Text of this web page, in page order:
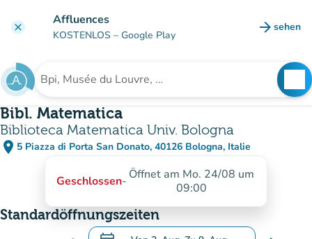
clear Affluences
KOSTENLOS – Google Play arrow_forward sehen
(new
Suche nach einer Einrichtung
Bibl. Matematica
Biblioteca Matematica Univ. Bologna
place 5 Piazza di Porta San Donato, 40126 Bologna, Italie
(in Google Maps öffnen)
(new tab)
Geschlossen- Öffnet am Mo. 24/08 um
09:00
Standardöffnungszeiten